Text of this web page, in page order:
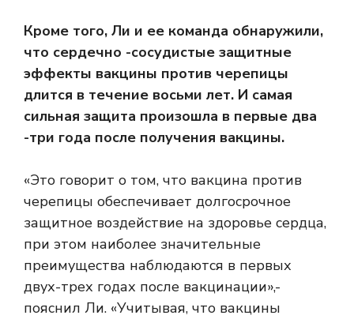
Кроме того, Ли и ее команда обнаружили,
что сердечно -сосудистые защитные
эффекты вакцины против черепицы
длится в течение восьми лет. И самая
сильная защита произошла в первые два
-три года после получения вакцины.
«Это говорит о том, что вакцина против
черепицы обеспечивает долгосрочное
защитное воздействие на здоровье сердца,
при этом наиболее значительные
преимущества наблюдаются в первых
двух-трех годах после вакцинации»,-
пояснил Ли. «Учитывая, что вакцины